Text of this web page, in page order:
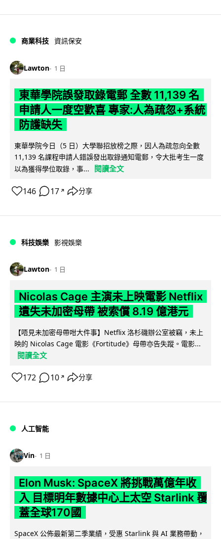
商業科技 資訊保安
Lawton 1 日
東華學院誤發取錄電郵 全數 11,139 名
申請人一度空歡喜 專家:人為疏忽+系統
防護缺失
東華學院今日（5 日）大學聯招放榜之際，因人為疏忽向全數
11,139 名課程申請人錯誤發出取錄通知電郵，令大批考生一度
以為獲得學位取錄，事...
閱讀全文
146 17 ↗ 分享
科技娛樂 影視娛樂
Lawton 1 日
Nicolas Cage 主演未上映電影 Netflix
遺失未加密母帶 被索償 8.19 億港元
【唔見未加密母帶咁大件事】Netflix 洛杉磯辦公室被竊，未上
映的 Nicolas Cage 電影《Fortitude》母帶亦告失蹤。電影...
閱讀全文
172 10 ↗ 分享
人工智能
Vin 1 日
Elon Musk: SpaceX 將挑戰萬億年收
入 目標明年數據中心上太空 Starlink 覆
蓋全球170國
SpaceX 公佈最新第二季業績，受惠 Starlink 與 AI 業務帶動，